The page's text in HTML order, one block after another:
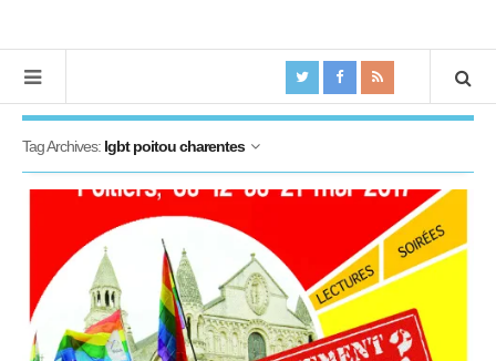
Tag Archives: lgbt poitou charentes